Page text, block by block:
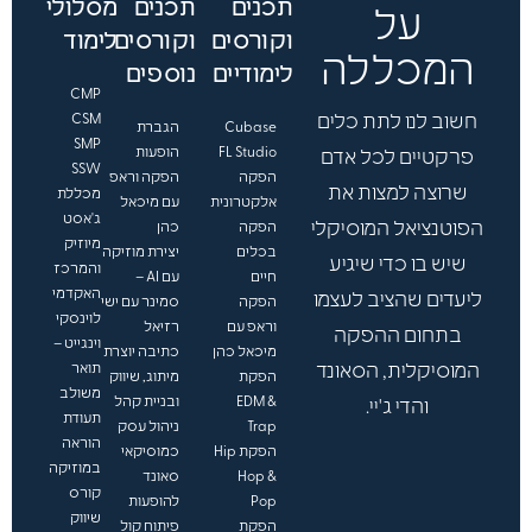
על
המכללה
חשוב לנו לתת כלים
פרקטיים לכל אדם
שרוצה למצות את
הפוטנציאל המוסיקלי
שיש בו כדי שיגיע
ליעדים שהציב לעצמו
בתחום ההפקה
המוסיקלית, הסאונד
והדי ג'יי.
תכנים
וקורסים
לימודיים
Cubase
FL Studio
הפקה
אלקטרונית
הפקה
בכלים
חיים
הפקה
וראפ עם
מיכאל כהן
הפקת
EDM &
Trap
הפקת Hip
Hop &
Pop
הפקת
תכנים
וקורסים
נוספים
הגברת
הופעות
הפקה וראפ
עם מיכאל
כהן
יצירת מוזיקה
עם AI –
סמינר עם ישי
רזיאל
כתיבה יוצרת
מיתוג, שיווק
ובניית קהל
ניהול עסק
כמוסיקאי
סאונד
להופעות
פיתוח קול
מסלולי
לימוד
CMP
CSM
SMP
SSW
מכללת
ג'אסט
מיוזיק
והמרכז
האקדמי
לוינסקי
וינגייט –
תואר
משולב
תעודת
הוראה
במוזיקה
קורס
שיווק